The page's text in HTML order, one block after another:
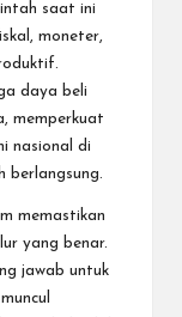
saat ini
moneter,
daya beli
memperkuat
nasional di
berlangsung.
memastikan
yang benar.
jawab untuk